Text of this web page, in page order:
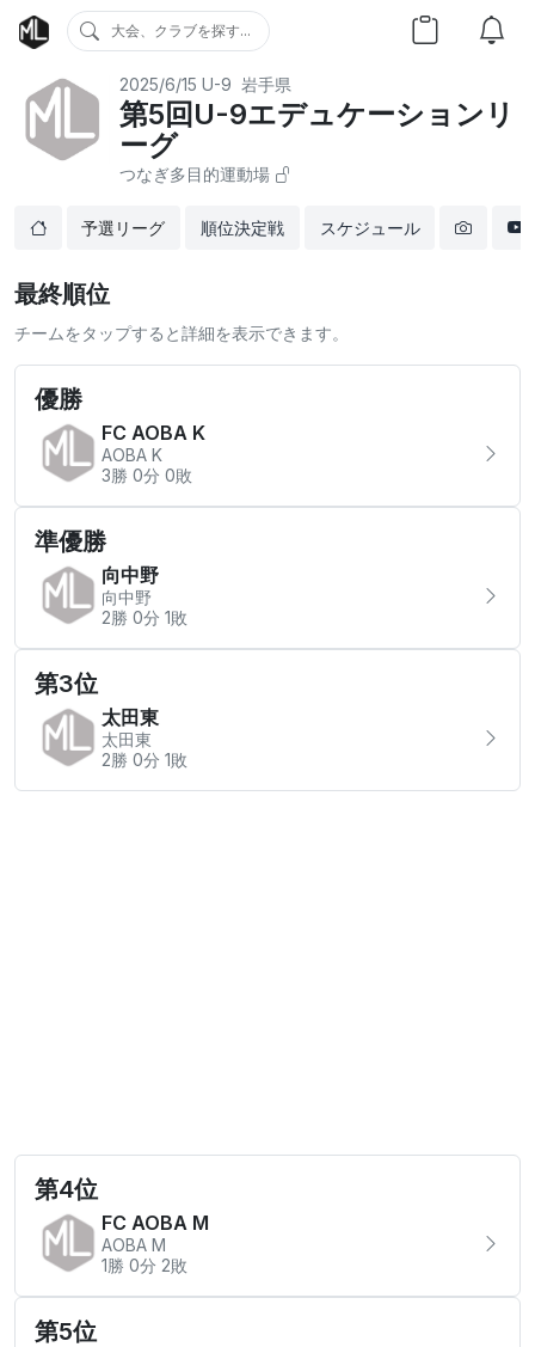
大会、クラブを探す...
2025/6/15 U-9 岩手県
第5回U-9エデュケーションリ
ーグ
つなぎ多目的運動場
予選リーグ 順位決定戦 スケジュール
最終順位
チームをタップすると詳細を表示できます。
優勝
FC AOBA K
AOBA K
3勝 0分 0敗
準優勝
向中野
向中野
2勝 0分 1敗
第3位
太田東
太田東
2勝 0分 1敗
第4位
FC AOBA M
AOBA M
1勝 0分 2敗
第5位